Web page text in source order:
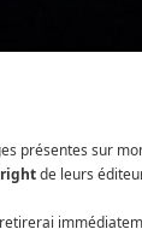
présentes sur
de leurs